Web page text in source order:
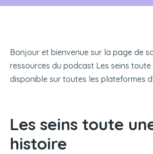
Bonjour et bienvenue sur la page de
ressources du podcast Les seins toute
disponible sur toutes les plateformes
Les seins toute
histoire